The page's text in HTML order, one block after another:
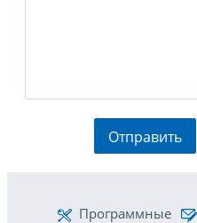
Отправить
Программные